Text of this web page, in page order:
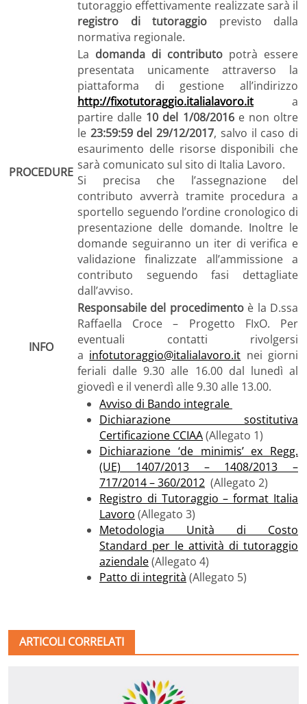
tutoraggio effettivamente realizzate sarà il
registro di tutoraggio previsto dalla
normativa regionale.
PROCEDURE
La domanda di contributo potrà essere
presentata unicamente attraverso la
piattaforma di gestione all’indirizzo
http://fixotutoraggio.italialavoro.it a
partire dalle 10 del 1/08/2016e non oltre
le 23:59:59 del 29/12/2017, salvo il caso di
esaurimento delle risorse disponibili che
sarà comunicato sul sito di Italia Lavoro.
Si precisa che l’assegnazione del
contributo avverrà tramite procedura a
sportello seguendo l’ordine cronologico di
presentazione delle domande. Inoltre le
domande seguiranno un iter di verifica e
validazione finalizzate all’ammissione a
contributo seguendo fasi dettagliate
dall’avviso.
INFO
Responsabile del procedimento è la D.ssa
Raffaella Croce – Progetto FIxO. Per
eventuali contatti rivolgersi
a infotutoraggio@italialavoro.it nei giorni
feriali dalle 9.30 alle 16.00 dal lunedì al
giovedì e il venerdì alle 9.30 alle 13.00.
Avviso di Bando integrale
Dichiarazione sostitutiva
Certificazione CCIAA(Allegato 1)
Dichiarazione ‘de minimis’ ex Regg.
(UE) 1407/2013 – 1408/2013 –
717/2014 – 360/2012 (Allegato 2)
Registro di Tutoraggio – format Italia
Lavoro (Allegato 3)
Metodologia Unità di Costo
Standard per le attività di tutoraggio
aziendale(Allegato 4)
Patto di integrità (Allegato 5)
ARTICOLI CORRELATI